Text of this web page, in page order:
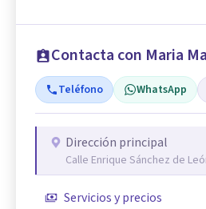
Contacta con Maria
Teléfono WhatsApp
Dirección principal
Calle Enrique Sánchez de
Servicios y precios